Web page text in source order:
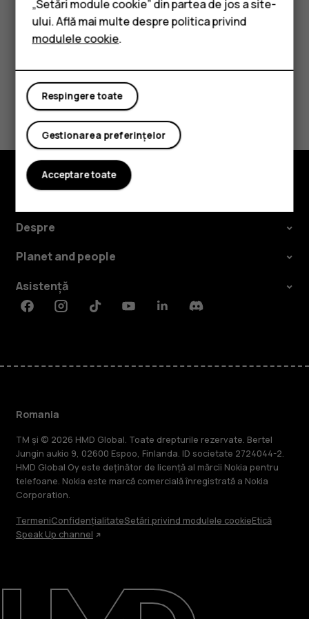
Accesorii
Tablete
Despre
Repară, reutilizează, reciclează
doriți să o modificați și selectați SIM-ul.
Considerați utile aceste informații?
Da Nu
Despre
Planet and people
Asistență
FacebookInstagramTiktokYoutubeLinkedinDiscord
Romania
TM și © 2026 HMD Global. Toate drepturile rezervate. Bertel
Jungin aukio 9, 02600 Espoo, Finlanda. ID societate 2724044-2.
HMD Global Oy este deținător de licență al mărcii Nokia pentru
telefoane. Nokia este marcă comercială înregistrată a Nokia
Corporation.
TermeniConfidențialitateSetări privind modulele cookieEtică
Speak Up channel
„Setări module cookie” din partea de jos a site-
ului. Află mai multe despre politica privind
modulele cookie.
Respingere toate
Gestionarea preferințelor
Acceptare toate